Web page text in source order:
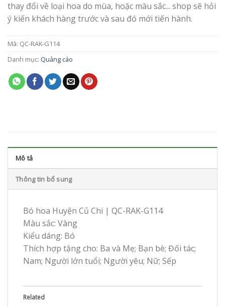
thay đổi về loại hoa do mùa, hoặc màu sắc... shop sẽ hỏi
ý kiến khách hàng trước và sau đó mới tiến hành.
Mã: QC-RAK-G114
Danh mục: Quảng cáo
Mô tả
Thông tin bổ sung
Bó hoa Huyện Củ Chi | QC-RAK-G114
Màu sắc: Vàng
Kiểu dáng: Bó
Thích hợp tặng cho: Ba và Mẹ; Bạn bè; Đối tác;
Nam; Người lớn tuổi; Người yêu; Nữ; Sếp
Related